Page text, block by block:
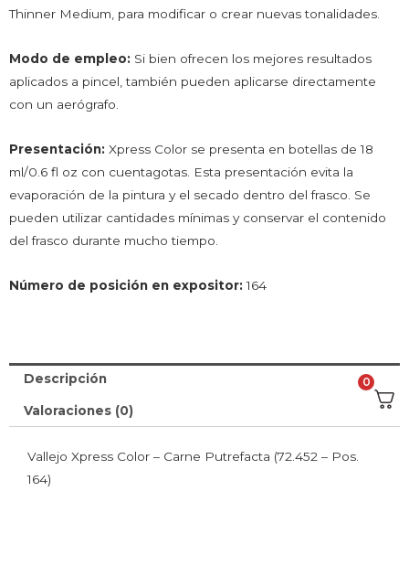
Thinner Medium, para modificar o crear nuevas tonalidades.
Modo de empleo: Si bien ofrecen los mejores resultados
aplicados a pincel, también pueden aplicarse directamente
con un aerógrafo.
Presentación: Xpress Color se presenta en botellas de 18
ml/0.6 fl oz con cuentagotas. Esta presentación evita la
evaporación de la pintura y el secado dentro del frasco. Se
pueden utilizar cantidades mínimas y conservar el contenido
del frasco durante mucho tiempo.
Número de posición en expositor:164
Descripción
Valoraciones (0)
Vallejo Xpress Color – Carne Putrefacta (72.452 – Pos.
164)
0